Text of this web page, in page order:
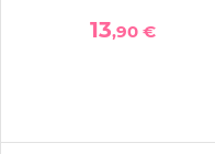
13,90 €